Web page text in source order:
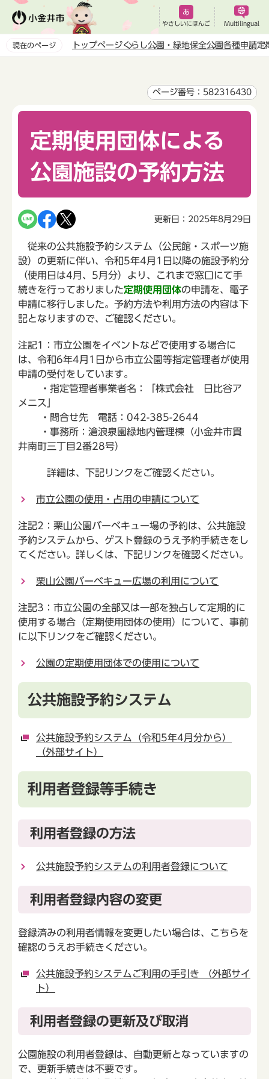
ペ
やさしいにほんご Multilingual
現在のページ トップページくらし公園・緑地保全公園各種申請定
ページ番号：582316430
定期使用団体による
公園施設の予約方法
更新日：2025年8月29日
従来の公共施設予約システム（公民館・スポーツ施
設）の更新に伴い、令和5年4月1日以降の施設予約分
（使用日は4月、5月分）より、これまで窓口にて手
続きを行っておりました定期使用団体の申請を、電子
申請に移行しました。予約方法や利用方法の内容は下
記となりますので、ご確認ください。
注記1：市立公園をイベントなどで使用する場合に
は、令和6年4月1日から市立公園等指定管理者が使用
申請の受付をしています。
・指定管理者事業者名：「株式会社 日比谷ア
メニス」
・問合せ先 電話：042-385-2644
・事務所：滄浪泉園緑地内管理棟（小金井市貫
井南町三丁目2番28号）
詳細は、下記リンクをご確認ください。
市立公園の使用・占用の申請について
注記2：栗山公園バーベキュー場の予約は、公共施設
予約システムから、ゲスト登録のうえ予約手続きをし
てください。詳しくは、下記リンクを確認ください。
栗山公園バーベキュー広場の利用について
注記3：市立公園の全部又は一部を独占して定期的に
使用する場合（定期使用団体の使用）について、事前
に以下リンクをご確認ください。
公園の定期使用団体での使用について
公共施設予約システム
公共施設予約システム（令和5年4月分から）
（外部サイト）
利用者登録等手続き
利用者登録の方法
公共施設予約システムの利用者登録について
利用者登録内容の変更
登録済みの利用者情報を変更したい場合は、こちらを
確認のうえお手続きください。
公共施設予約システムご利用の手引き （外部サイ
ト）
利用者登録の更新及び取消
公園施設の利用者登録は、自動更新となっていますの
で、更新手続きは不要です。